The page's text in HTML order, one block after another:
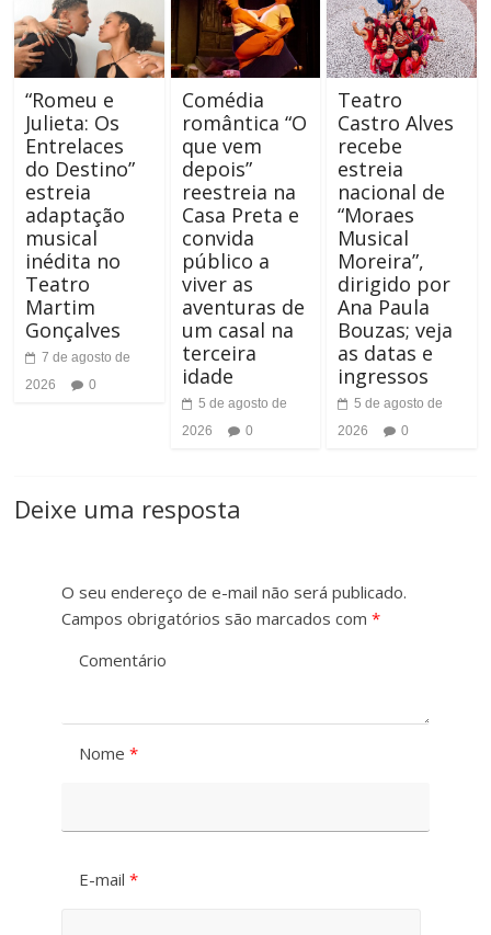
C
o
m
a
e
“Romeu e
Julieta: Os
Entrelaces
do Destino”
estreia
adaptação
musical
inédita no
Teatro
Martim
Gonçalves
7 de agosto de
2026
0
Comédia
romântica “O
que vem
depois”
reestreia na
Casa Preta e
convida
público a
viver as
aventuras de
um casal na
terceira
idade
5 de agosto de
2026
0
Teatro
Castro Alves
recebe
estreia
nacional de
“Moraes
Musical
Moreira”,
dirigido por
Ana Paula
Bouzas; veja
as datas e
ingressos
5 de agosto de
2026
0
Deixe uma resposta
O seu endereço de e-mail não será publicado.
Campos obrigatórios são marcados com *
Comentário
Nome *
E-mail *